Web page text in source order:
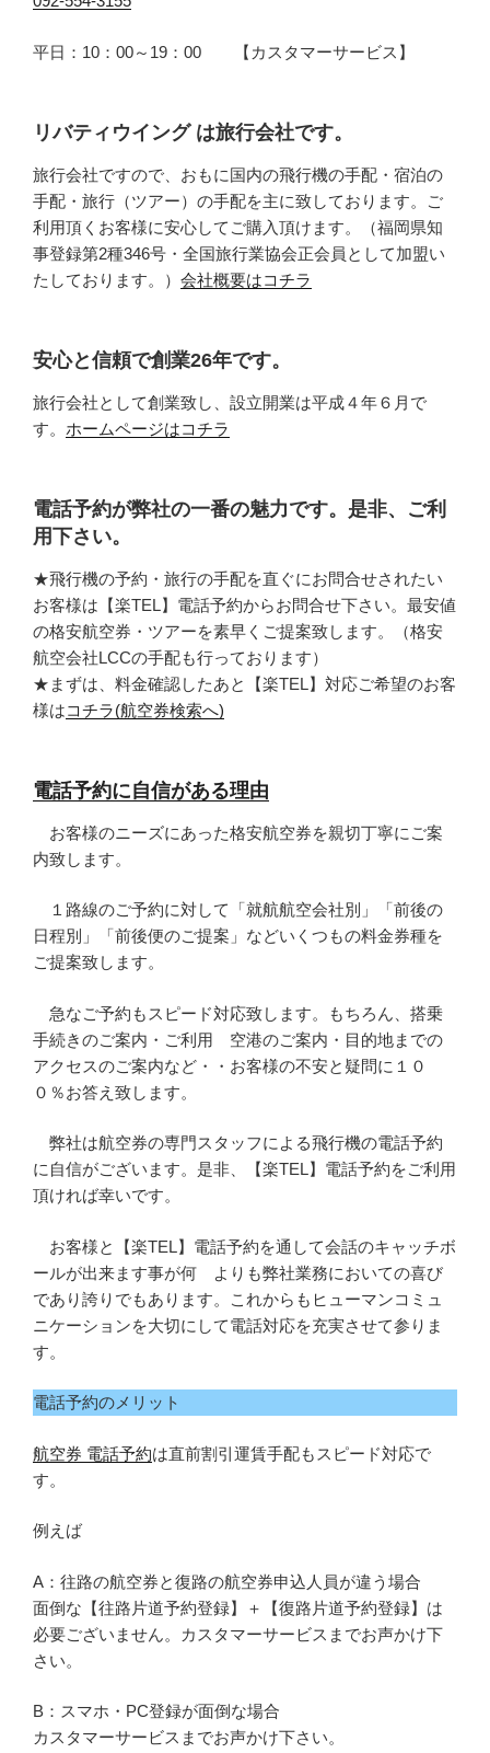
平日：10：00～19：00 【カスタマーサービス】
リバティウイング は旅行会社です。
旅行会社ですので、おもに国内の飛行機の手配・宿泊の
手配・旅行（ツアー）の手配を主に致しております。ご
利用頂くお客様に安心してご購入頂けます。（福岡県知
事登録第2種346号・全国旅行業協会正会員として加盟い
たしております。） 会社概要はコチラ
安心と信頼で創業26年です。
旅行会社として創業致し、設立開業は平成４年６月で
す。 ホームページはコチラ
電話予約が弊社の一番の魅力です。是非、ご利
用下さい。
★飛行機の予約・旅行の手配を直ぐにお問合せされたい
お客様は【楽TEL】電話予約からお問合せ下さい。最安値
の格安航空券・ツアーを素早くご提案致します。（格安
航空会社LCCの手配も行っております）
★まずは、料金確認したあと【楽TEL】対応ご希望のお客
様はコチラ(航空券検索へ)
電話予約に自信がある理由
お客様のニーズにあった格安航空券を親切丁寧にご案
内致します。
１路線のご予約に対して「就航航空会社別」「前後の
日程別」「前後便のご提案」などいくつもの料金券種を
ご提案致します。
急なご予約もスピード対応致します。もちろん、搭乗
手続きのご案内・ご利用 空港のご案内・目的地までの
アクセスのご案内など・・お客様の不安と疑問に１０
０％お答え致します。
弊社は航空券の専門スタッフによる飛行機の電話予約
に自信がございます。是非、【楽TEL】電話予約をご利用
頂ければ幸いです。
お客様と【楽TEL】電話予約を通して会話のキャッチボ
ールが出来ます事が何 よりも弊社業務においての喜び
であり誇りでもあります。これからもヒューマンコミュ
ニケーションを大切にして電話対応を充実させて参りま
す。
電話予約のメリット
航空券 電話予約は直前割引運賃手配もスピード対応で
す。
例えば
A：往路の航空券と復路の航空券申込人員が違う場合
面倒な【往路片道予約登録】＋【復路片道予約登録】は
必要ございません。カスタマーサービスまでお声かけ下
さい。
B：スマホ・PC登録が面倒な場合
カスタマーサービスまでお声かけ下さい。